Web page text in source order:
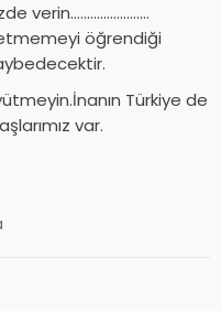
verin……………………
öğrendiği
Türkiye de
var.